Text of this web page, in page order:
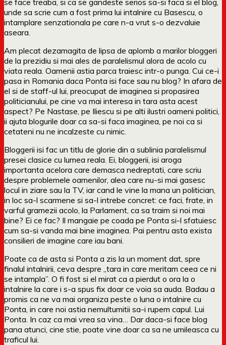
unde sa scrie cum a fost prima lui intalnire cu Basescu, o
intamplare senzationala pe care n-a vrut s-o dezvaluie
aseara.
Am plecat dezamagita de lipsa de aplomb a marilor bloggeri
de la prezidiu si mai ales de paralelismul alora de acolo cu
viata reala. Oamenii astia parca traiesc intr-o punga. Cui ce-i
pasa in Romania daca Ponta isi face sau nu blog? In afara de
el si de staff-ul lui, preocupat de imaginea si propasirea
politicianului, pe cine va mai interesa in tara asta acest
aspect? Pe Nastase, pe Iliescu si pe alti ilustri oameni politici,
ii ajuta blogurile doar ca sa-si faca imaginea, pe noi ca si
cetateni nu ne incalzeste cu nimic.
Bloggerii isi fac un titlu de glorie din a sublinia paralelismul
presei clasice cu lumea reala. Ei, bloggerii, isi aroga
importanta acelora care demasca nedreptati, care scriu
despre problemele oamenilor, alea care nu-si mai gasesc
locul in ziare sau la TV, iar cand le vine la mana un politician,
in loc sa-l scarmene si sa-l intrebe concret: ce faci, frate, in
varful gramezii acolo, la Parlament, ca sa traim si noi mai
bine? Ei ce fac? Il mangaie pe coada pe Ponta si-l sfatuiesc
cum sa-si vanda mai bine imaginea. Pai pentru asta exista
consilieri de imagine care iau bani.
Poate ca de asta si Ponta a zis la un moment dat, spre
finalul intalnirii, ceva despre „tara in care meritam ceea ce ni
se intampla”. O fi fost si el mirat ca a pierdut o ora la o
intalnire la care i s-a spus fix doar ce voia sa auda. Badau a
promis ca ne va mai organiza peste o luna o intalnire cu
Ponta, in care noi astia nemultumitii sa-i rupem capul. Lui
Ponta. In caz ca mai vrea sa vina… Dar daca-si face blog
pana atunci, cine stie, poate vine doar ca sa ne umileasca cu
traficul lui.